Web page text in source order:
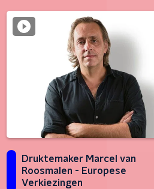
Druktemaker Marcel van
Roosmalen - Europese
Verkiezingen